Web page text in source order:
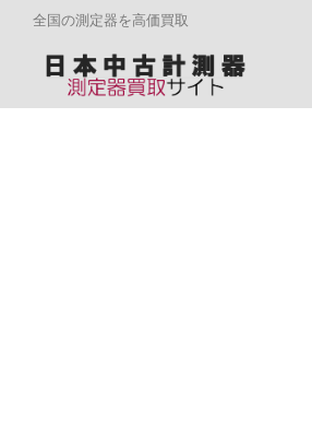
全国の測定器を高価買取